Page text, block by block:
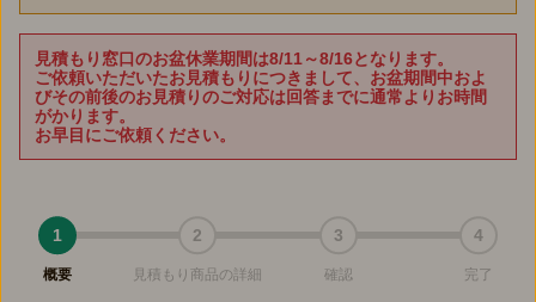
見積もり窓口のお盆休業期間は8/11～8/16となります。
ご依頼いただいたお見積もりにつきまして、お盆期間中およ
びその前後のお見積りのご対応は回答までに通常よりお時間
がかります。
お早目にご依頼ください。
概要
1
見積もり商品の詳細
2
確認
3
完了
4